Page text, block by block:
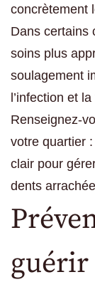
concrètement
Dans certains
soins plus
soulagement
l’infection et
Renseignez-
votre quartier
clair pour
dents
guérir